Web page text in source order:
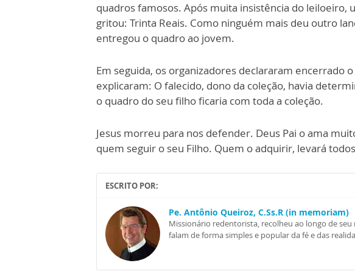
quadros famosos. Após muita insistência do leiloeiro,
gritou: Trinta Reais. Como ninguém mais deu outro
entregou o quadro ao jovem.
Em seguida, os organizadores declararam encerrado
explicaram: O falecido, dono da coleção, havia
o quadro do seu filho ficaria com toda a coleção.
Jesus morreu para nos defender. Deus Pai o ama
quem seguir o seu Filho. Quem o adquirir, levará
ESCRITO POR:
Pe. Antônio Queiroz, C.Ss.R (in memoriam)
Missionário redentorista, recolheu ao longo de
falam de forma simples e popular da fé e das